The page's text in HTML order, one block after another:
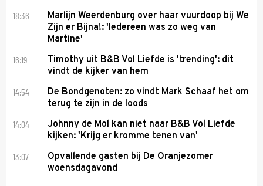
18:36
Marlijn Weerdenburg over haar vuurdoop bij We
Zijn er Bijna!: 'Iedereen was zo weg van
Martine'
16:19
Timothy uit B&B Vol Liefde is 'trending': dit
vindt de kijker van hem
14:54
De Bondgenoten: zo vindt Mark Schaaf het om
terug te zijn in de loods
14:04
Johnny de Mol kan niet naar B&B Vol Liefde
kijken: 'Krijg er kromme tenen van'
13:07
Opvallende gasten bij De Oranjezomer
woensdagavond